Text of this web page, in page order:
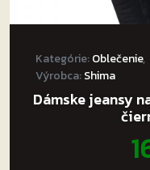
Kategórie:Oblečenie,
Výrobca:Shima
Dámske jeansy